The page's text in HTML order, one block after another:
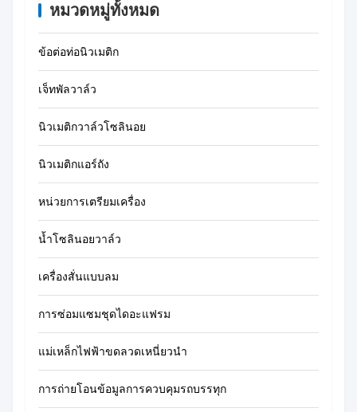
หมวดหมู่ทั้งหมด
ข้อต่อท่อนิวเมติก
เจ็ทพัลวาล์ว
นิวเมติกวาล์วโซลินอย
นิวเมติกแอร์ถัง
หน่วยการเตรียมเครื่อง
น้ำโซลินอยวาล์ว
เครื่องสั่นแบบลม
การซ่อมแซมชุดไดอะแฟรม
แม่เหล็กไฟฟ้าขดลวดเหนี่ยวนำ
การถ่ายโอนข้อมูลการควบคุมรถบรรทุก